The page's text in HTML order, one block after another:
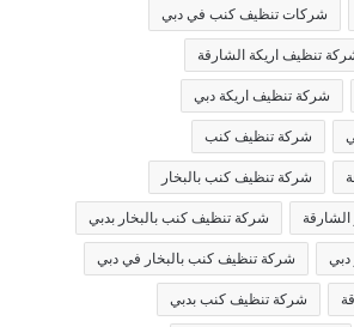
شركات تنظيف كنب في دبي
تنظيف اريكة الشارقة
شركة تنظيف اريكة دبي
شركة تنظيف كنب
شركة تنظيف كنب بالبخار
شركة تنظيف كنب بالبخار بدبي
دبي شركة تنظيف كنب بالبخار في دبي
شركة تنظيف كنب بدبي